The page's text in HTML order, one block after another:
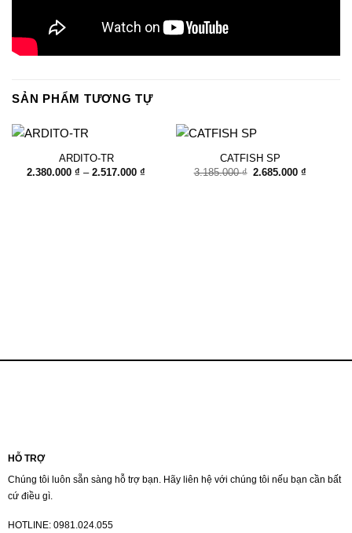
SẢN PHẨM TƯƠNG TỰ
ARDITO-TR
2.380.000 ₫ – 2.517.000 ₫
CATFISH SP
3.185.000₫ Giá
2.685.000₫
HỖ TRỢ
Chúng tôi luôn sẵn sàng hỗ trợ bạn. Hãy liên hệ với chúng tôi nếu bạn cần bất
cứ điều gì.
HOTLINE: 0981.024.055